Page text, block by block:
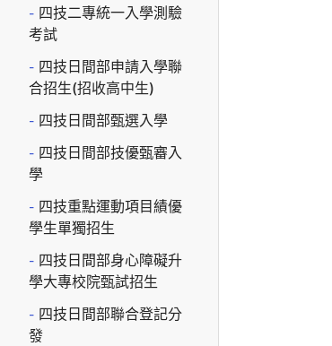
四技二專統一入學測驗
考試
四技日間部申請入學聯
合招生(招收高中生)
四技日間部甄選入學
四技日間部技優甄審入
學
四技重點運動項目績優
學生單獨招生
四技日間部身心障礙升
學大專校院甄試招生
四技日間部聯合登記分
發